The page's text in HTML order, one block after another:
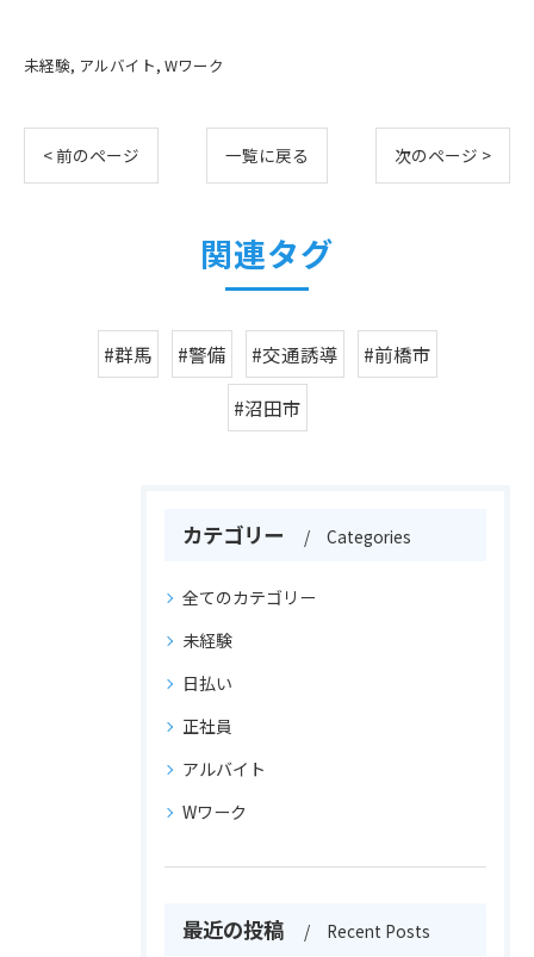
未経験 アルバイト Wワーク
< 前のページ 一覧に戻る 次のページ >
関連タグ
#群馬 #警備 #交通誘導 #前橋市
#沼田市
カテゴリー Categories
全てのカテゴリー
未経験
日払い
正社員
アルバイト
Wワーク
最近の投稿 Recent Posts